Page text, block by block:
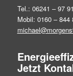
Tel.: 06241 – 97
Mobil: 0160 – 844
Jetzt